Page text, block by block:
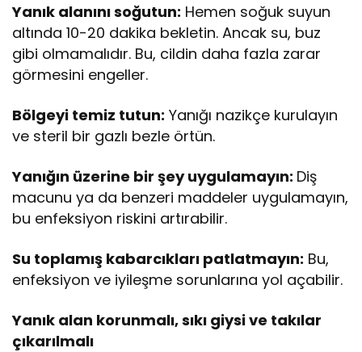
Yanık alanını soğutun: Hemen soğuk suyun
altında 10-20 dakika bekletin. Ancak su, buz
gibi olmamalıdır. Bu, cildin daha fazla zarar
görmesini engeller.
Bölgeyi temiz tutun: Yanığı nazikçe kurulayın
ve steril bir gazlı bezle örtün.
Yanığın üzerine bir şey uygulamayın: Diş
macunu ya da benzeri maddeler uygulamayın,
bu enfeksiyon riskini artırabilir.
Su toplamış kabarcıkları patlatmayın: Bu,
enfeksiyon ve iyileşme sorunlarına yol açabilir.
Yanık alan korunmalı, sıkı giysi ve takılar
çıkarılmalı